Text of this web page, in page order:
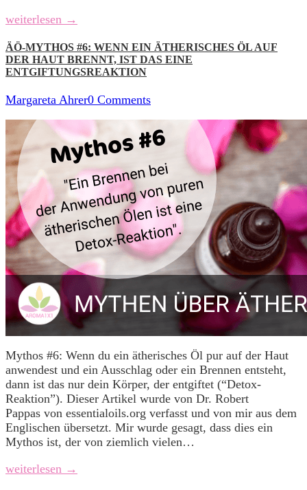
weiterlesen →
ÄÖ-MYTHOS #6: WENN EIN ÄTHERISCHES ÖL AUF
DER HAUT BRENNT, IST DAS EINE
ENTGIFTUNGSREAKTION
Margareta Ahrer0 Comments
Mythos #6: Wenn du ein ätherisches Öl pur auf der Haut
anwendest und ein Ausschlag oder ein Brennen entsteht,
dann ist das nur dein Körper, der entgiftet (“Detox-
Reaktion”). Dieser Artikel wurde von Dr. Robert
Pappas von essentialoils.org verfasst und von mir aus dem
Englischen übersetzt. Mir wurde gesagt, dass dies ein
Mythos ist, der von ziemlich vielen…
weiterlesen →